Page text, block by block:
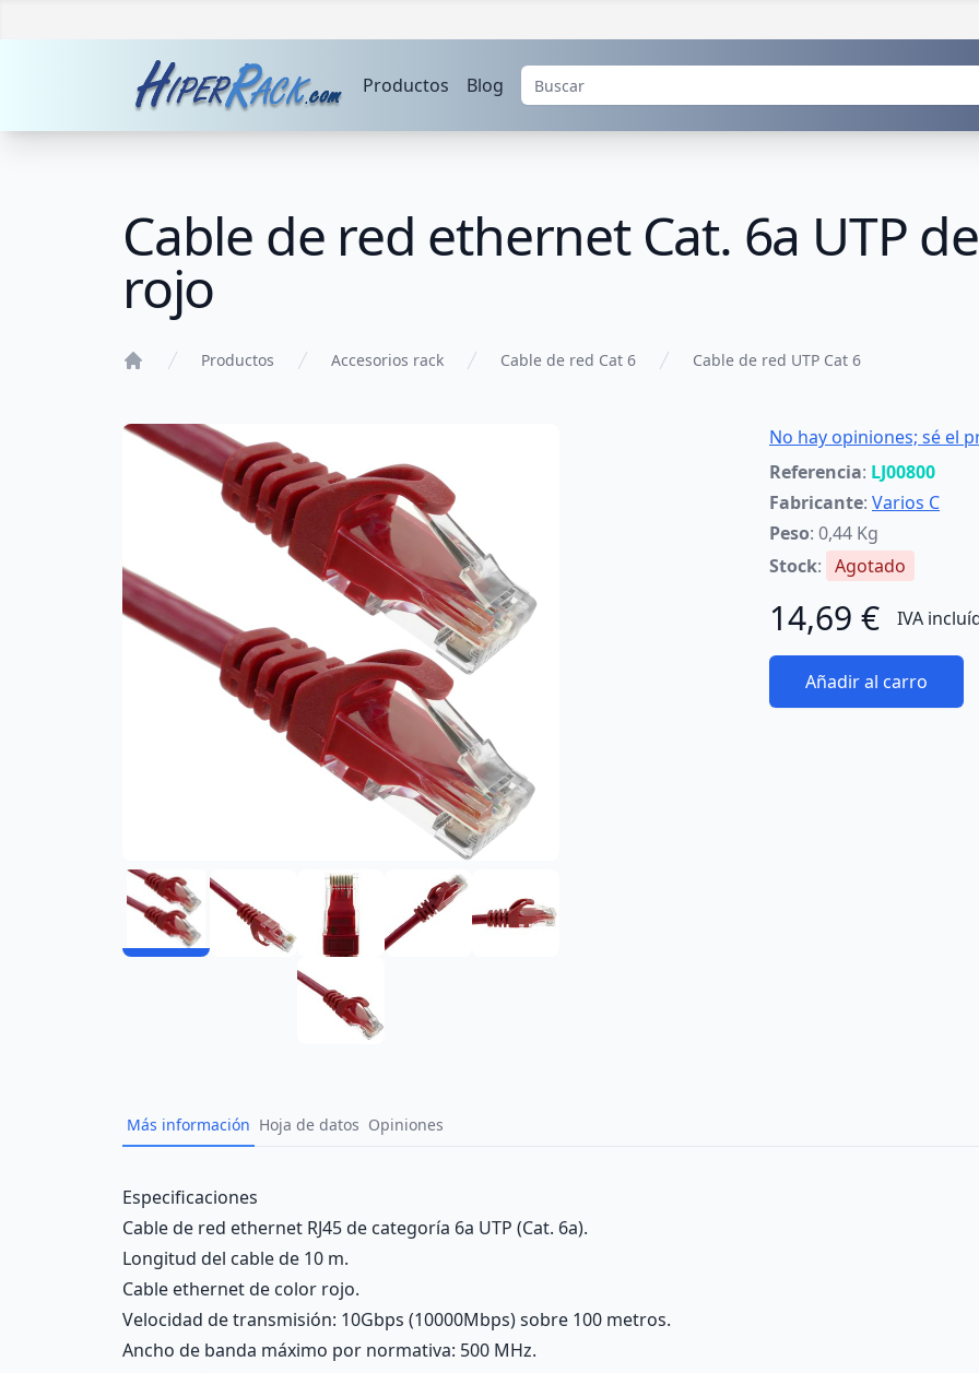
Productos Blog
Cable de red ethernet Cat. 6a UTP
rojo
Productos Accesorios rack Cable de red Cat 6 Cable de red UTP Cat 6
No hay opiniones; sé el
Referencia: LJ00800
Fabricante: Varios C
Peso: 0,44 Kg
Stock: Agotado
14,69 € IVA
Añadir al carro
Más información Hoja de datos Opiniones
Description
Especificaciones
Cable de red ethernet RJ45 de categoría 6a UTP (Cat. 6a).
Longitud del cable de 10 m.
Cable ethernet de color rojo.
Velocidad de transmisión: 10Gbps (10000Mbps) sobre 100 metros.
Ancho de banda máximo por normativa: 500 MHz.